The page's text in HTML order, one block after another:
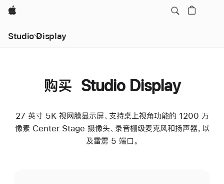
Apple
Studio Display
购买 Studio Display
27 英寸 5K 视网膜显示屏、支持桌上视角功能的 1200 万
像素 Center Stage 摄像头、录音棚级麦克风和扬声器，以
及雷雳 5 端口。